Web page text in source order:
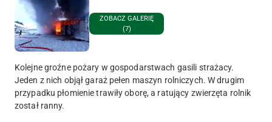
ZOBACZ GALERIĘ
(7)
Kolejne groźne pożary w gospodarstwach gasili strażacy.
Jeden z nich objął garaż pełen maszyn rolniczych. W drugim
przypadku płomienie trawiły oborę, a ratujący zwierzęta rolnik
został ranny.